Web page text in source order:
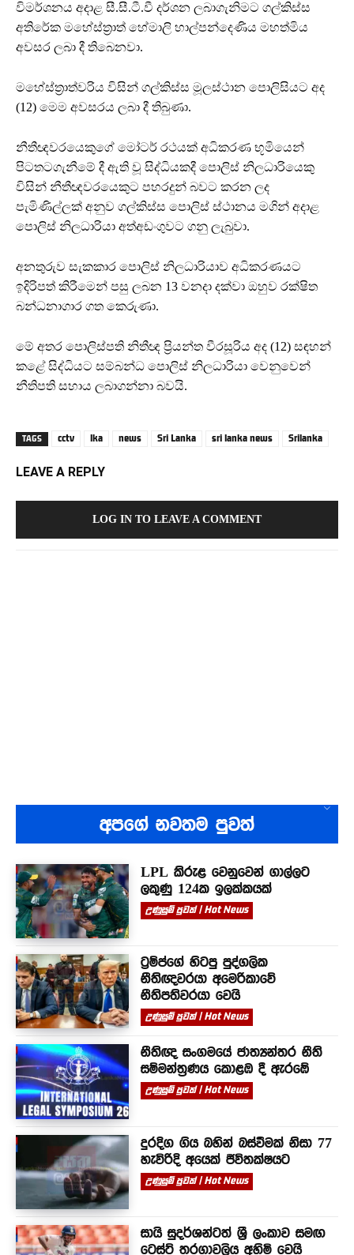
විමර්ශනය අදාළ සී.සී.ටී.වී දර්ශන ලබාගැනිමට ගල්කිස්ස
අතිරේක මහේස්ත්‍රාත් හේමාලි හාල්පන්දෙණිය මහත්මිය
අවසර ලබා දී තිබෙනවා.
මහේස්ත්‍රාත්වරිය විසින් ගල්කිස්ස මූලස්ථාන පොලිසියට අද
(12) මෙම අවසරය ලබා දී තිබුණා.
නීතීඥවරයෙකුගේ මෝටර් රථයක් අධිකරණ භූමියෙන්
පිටතටගැනීමේ දී ඇති වූ සිද්ධියකදී පොලිස් නිලධාරියෙකු
විසින් නීතීඥවරයෙකුට පහරදුන් බවට කරන ලද
පැමිණිල්ලක් අනුව ගල්කිස්ස පොලිස් ස්ථානය මගින් අදාළ
පොලිස් නිලධාරියා අත්අඩංගුවට ගනු ලැබුවා.
අනතුරුව සැකකාර පොලිස් නිලධාරියාව අධිකරණයට
ඉදිරිපත් කිරීමෙන් පසු ලබන 13 වනදා දක්වා ඔහුව රක්ෂිත
බන්ධනාගාර ගත කෙරුණා.
මේ අතර පොලිස්පති නිතීඥ ප්‍රියන්ත වීරසූරිය අද (12) සඳහන්
කළේ සිද්ධියට සම්බන්ධ පොලිස් නිලධාරියා වෙනුවෙන්
නීතිපති සහාය ලබාගන්නා බවයි.
TAGS cctv lka news Sri Lanka sri lanka news Srilanka
LEAVE A REPLY
LOG IN TO LEAVE A COMMENT
අපගේ නවතම පුවත්
LPL කිරුළ වෙනුවෙන් ගාල්ලට
ලකුණු 124ක ඉලක්කයක්
උණුසුම් පුවත් | Hot News
ට්‍රම්ප්ගේ හිටපු පුද්ගලික
නීතිඥවරයා අමෙරිකාවේ
නීතිපතිවරයා වෙයි
උණුසුම් පුවත් | Hot News
නීතිඥ සංගමයේ ජාත්‍යන්තර නීති
සම්මන්ත්‍රණය කොළඹ දී ඇරඹේ
උණුසුම් පුවත් | Hot News
දුරදිග ගිය බහින් බස්වීමක් නිසා 77
හැවිරිදි අයෙක් ජීවිතක්ෂයට
උණුසුම් පුවත් | Hot News
සායි සුදර්ශන්ටත් ශ්‍රී ලංකාව සමඟ
ටෙස්ට් තරගාවලිය අහිමි වෙයි